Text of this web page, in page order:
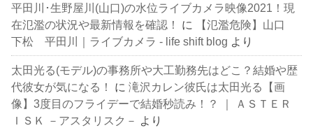
平田川･生野屋川(山口)の水位ライブカメラ映像2021！現
在氾濫の状況や最新情報を確認！
に
【氾濫危険】山口
下松 平田川｜ライブカメラ - life shift blog より
太田光る(モデル)の事務所や大工勤務先はどこ？結婚や歴
代彼女が気になる！
に滝沢カレン彼氏は太田光る【画
像】3度目のフライデーで結婚秒読み！？ ｜ ＡＳＴＥＲ
ＩＳＫ －アスタリスク－ より